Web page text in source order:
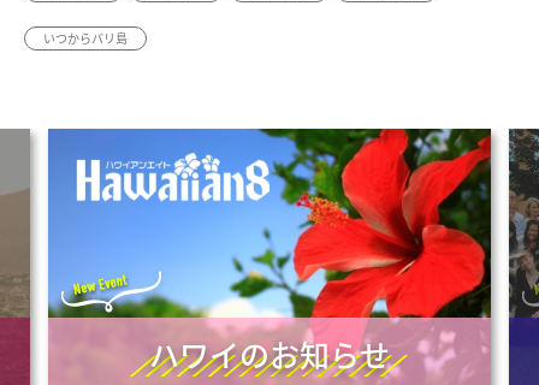
いつからバリ島
ハワイのお知らせ